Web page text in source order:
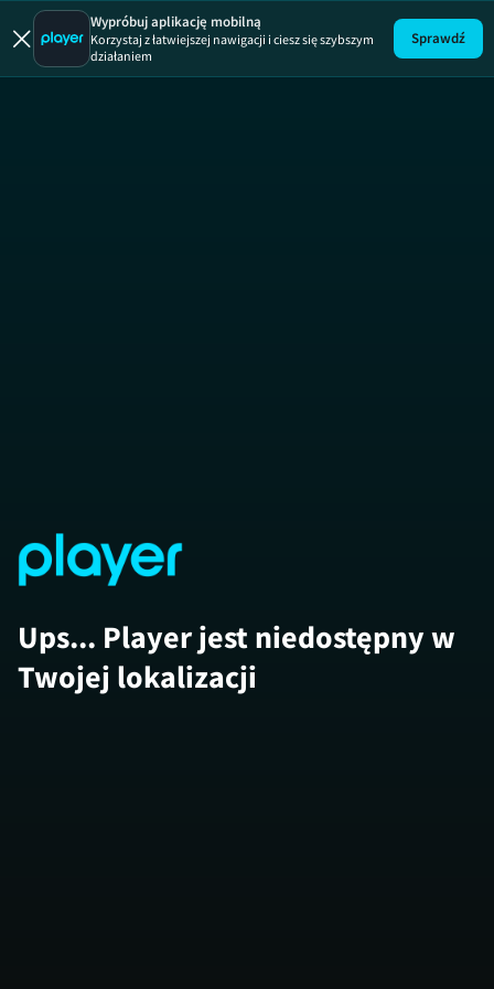
Tygodnik
Wypróbuj aplikację mobilną
Korzystaj z łatwiejszej nawigacji i ciesz się szybszym
działaniem
Sprawdź
Ups... Player jest niedostępny w
Twojej lokalizacji